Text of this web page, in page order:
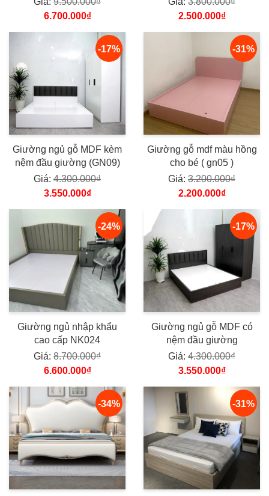
6.700.000₫
2.500.000₫
-17%
Giường ngủ gỗ MDF kèm
nệm đầu giường (GN09)
Giá: 4.300.000₫
3.550.000₫
-31%
Giường gỗ mdf màu hồng
cho bé ( gn05 )
Giá: 3.200.000₫
2.200.000₫
-24%
Giường ngủ nhập khẩu
cao cấp NK024
Giá: 8.700.000₫
6.600.000₫
-17%
Giường ngủ gỗ MDF có
nệm đầu giường
Giá: 4.300.000₫
3.550.000₫
-34% -31%